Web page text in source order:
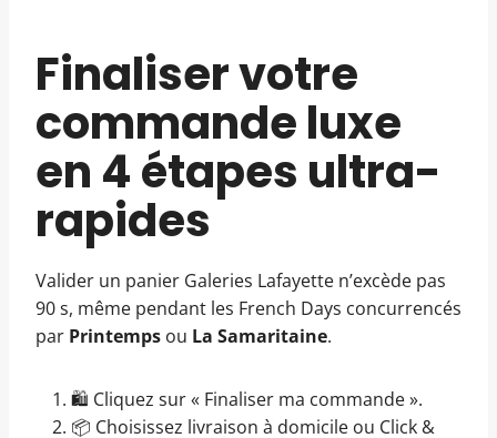
Finaliser votre
commande luxe
en 4 étapes ultra-
rapides
Valider un panier Galeries Lafayette n’excède pas
90 s, même pendant les French Days concurrencés
par Printemps ou La Samaritaine.
🛍️ Cliquez sur « Finaliser ma commande ».
📦 Choisissez livraison à domicile ou Click &